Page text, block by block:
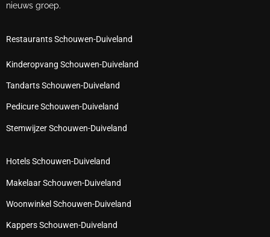
nieuws groep.
Restaurants Schouwen-Duiveland
Kinderopvang Schouwen-Duiveland
Tandarts Schouwen-Duiveland
Pedicure Schouwen-Duiveland
Stemwijzer Schouwen-Duiveland
Hotels Schouwen-Duiveland
Makelaar Schouwen-Duiveland
Woonwinkel Schouwen-Duiveland
Kappers Schouwen-Duiveland